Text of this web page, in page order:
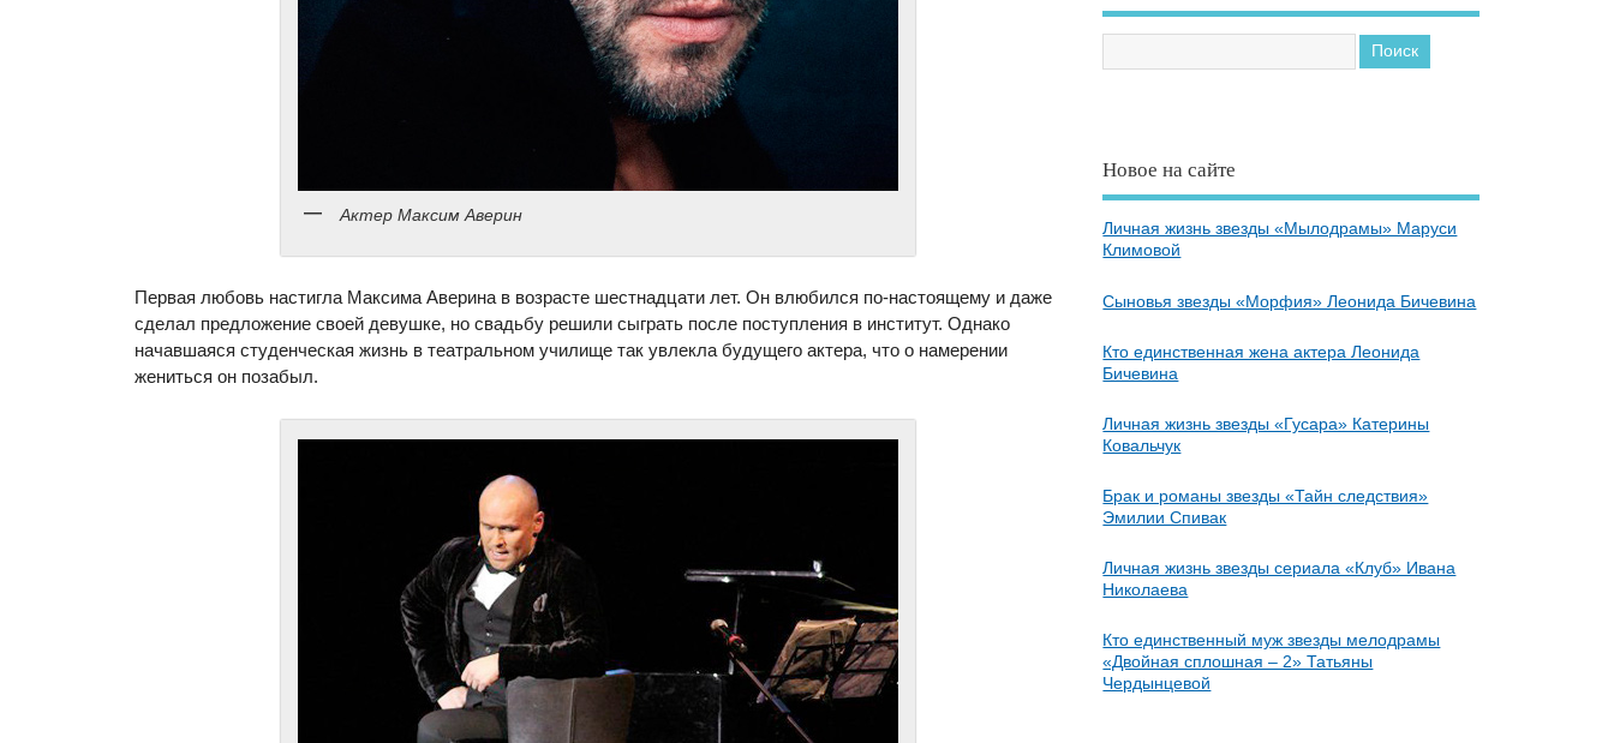
Актер Максим Аверин
Первая любовь настигла Максима Аверина в возрасте шестнадцати лет. Он влюбился по-настоящему и даже
сделал предложение своей девушке, но свадьбу решили сыграть после поступления в институт. Однако
начавшаяся студенческая жизнь в театральном училище так увлекла будущего актера, что о намерении
жениться он позабыл.
Новое на сайте
Личная жизнь звезды «Мылодрамы» Маруси
Климовой
Сыновья звезды «Морфия» Леонида Бичевина
Кто единственная жена актера Леонида
Бичевина
Личная жизнь звезды «Гусара» Катерины
Ковальчук
Брак и романы звезды «Тайн следствия»
Эмилии Спивак
Личная жизнь звезды сериала «Клуб» Ивана
Николаева
Кто единственный муж звезды мелодрамы
«Двойная сплошная – 2» Татьяны
Чердынцевой